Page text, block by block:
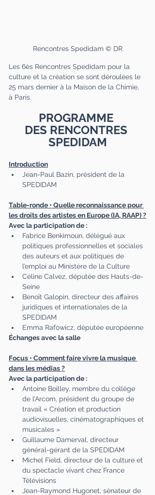
Rencontres Spedidam © DR
Les 6ès Rencontres Spedidam pour la
culture et la création se sont déroulées le
25 mars dernier à la Maison de la Chimie,
à Paris.
PROGRAMME
DES RENCONTRES
SPEDIDAM
Introduction
Jean-Paul Bazin, président de la
SPEDIDAM
Table-ronde • Quelle reconnaissance pour
les droits des artistes en Europe (IA, RAAP) ?
Avec la participation de :
Fabrice Benkimoun, délégué aux
politiques professionnelles et sociales
des auteurs et aux politiques de
l’emploi au Ministère de la Culture
Céline Calvez, députée des Hauts-de-
Seine
Benoît Galopin, directeur des affaires
juridiques et internationales de la
SPEDIDAM
Emma Rafowicz, députée européenne
Échanges avec la salle
Focus • Comment faire vivre la musique
dans les médias ?
Avec la participation de :
Antoine Boilley, membre du collège
de l’Arcom, président du groupe de
travail « Création et production
audiovisuelles, cinématographiques et
musicales »
Guillaume Damerval, directeur
général-gérant de la SPEDIDAM
Michel Field, directeur de la culture et
du spectacle vivant chez France
Télévisions
Jean-Raymond Hugonet, sénateur de